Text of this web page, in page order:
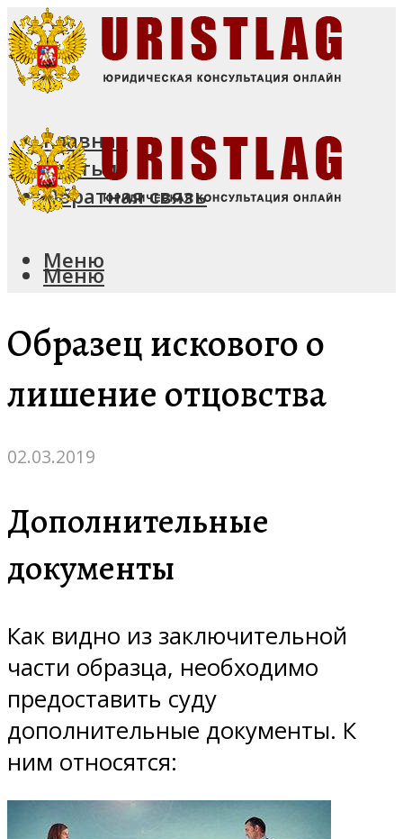
Главная
Статьи
Обратная связь
Меню
Меню
Образец искового о
лишение отцовства
02.03.2019
Дополнительные
документы
Как видно из заключительной
части образца, необходимо
предоставить суду
дополнительные документы. К
ним относятся: